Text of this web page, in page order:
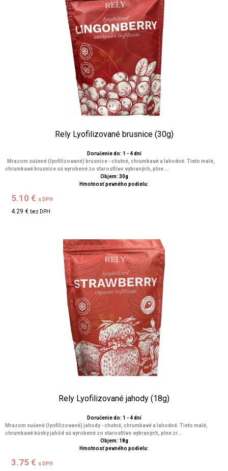
Rely Lyofilizované brusnice (30g)
Doručenie do: 1 - 4 dní
Mrazom sušené (lyofilizované) brusnice - chutné, chrumkavé a lahodné. Tieto malé,
chrumkavé brusnice sú vyrobené zo starostlivo vybraných, plne ...
Objem: 30g
Hmotnosť pevného podielu:
5.10 € s DPH
4.29 € bez DPH
Rely Lyofilizované jahody (18g)
Doručenie do: 1 - 4 dní
Mrazom sušené (lyofilizované) jahody - chutné, chrumkavé a lahodné. Tieto malé,
chrumkavé kúsky jahôd sú vyrobené zo starostlivo vybraných, plne zr...
Objem: 18g
Hmotnosť pevného podielu:
3.75 € s DPH